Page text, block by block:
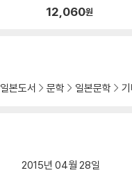
12,060원
일본도서 문학 일본문학
2015년 04월 28일